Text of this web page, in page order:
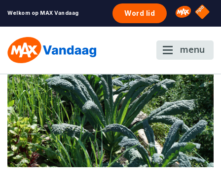
Welkom op MAX Vandaag Word lid Omroep
NPO
menu